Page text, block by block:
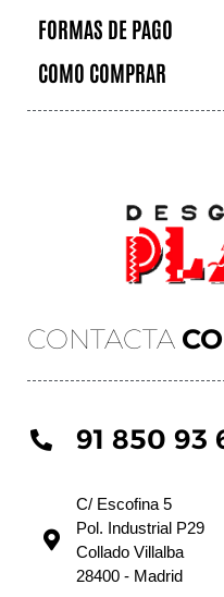
CONTACTA
91 850 93
C/ Escofina 5
Pol. Industrial P29
Collado Villalba
28400 - Madrid
FORMAS DE PAGO
COMO COMPRAR